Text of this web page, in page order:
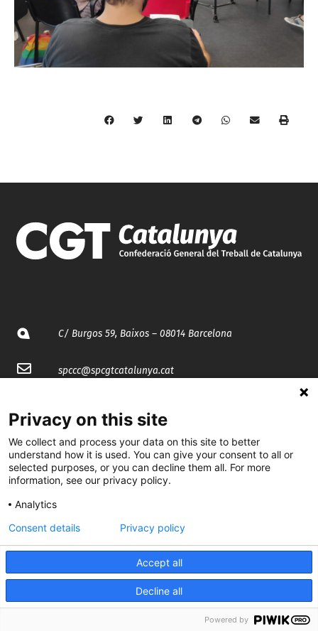
C/ Burgos 59, Baixos – 08014 Barcelona
spccc@spcgtcatalunya.cat
@CGTCatalunya
cgtcatalunya
CGTCatalunya
cgtcatalunya
Desenvolupat per
Privacy on this site
We collect and process your data on this site to better
understand how it is used. You can give your consent to all or
selected purposes, or you can decline them all. For more
information, see our privacy policy.
Analytics
Accept all
Decline all
Consent details Privacy policy
Powered by